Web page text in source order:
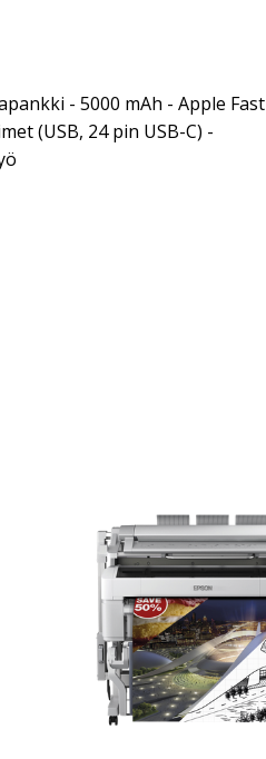
- 5000 mAh - Apple Fast
(USB, 24 pin USB-C) -